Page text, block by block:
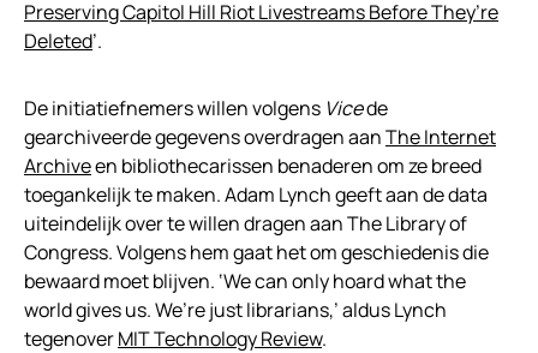
Preserving Capitol Hill Riot Livestreams Before They’re
Deleted’.
De initiatiefnemers willen volgens Vicede
gearchiveerde gegevens overdragen aanThe Internet
Archiveen bibliothecarissen benaderen om ze breed
toegankelijk te maken. Adam Lynch geeft aan de data
uiteindelijk over te willen dragen aan The Library of
Congress. Volgens hem gaat het om geschiedenis die
bewaard moet blijven. ‘We can only hoard what the
world gives us. We’re just librarians,’ aldus Lynch
tegenoverMIT Technology Review.